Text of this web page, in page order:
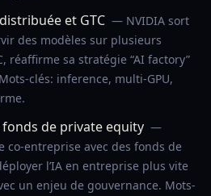
et GTC — NVIDIA sort
des modèles sur plusieurs
réaffirme sa stratégie “AI factory”
clés: inference, multi-GPU,
de private equity —
co-entreprise avec des fonds de
l’IA en entreprise plus vite
un enjeu de gouvernance. Mots-